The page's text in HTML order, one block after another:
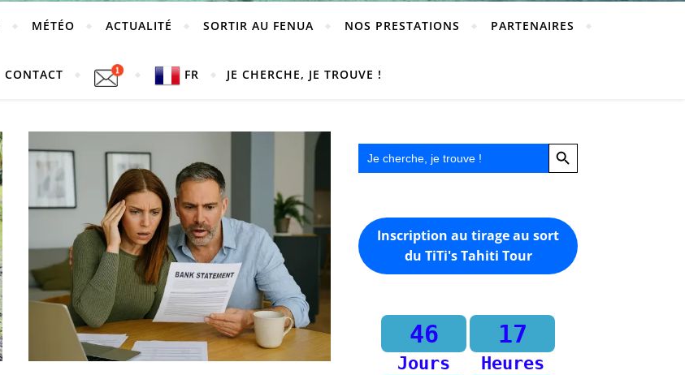
MÉTÉO ACTUALITÉ SORTIR AU FENUA NOS PRESTATIONS PARTENAIRES
CONTACT FR JE CHERCHE, JE TROUVE !
Search
for:
Search Button
Inscription au tirage au sort
du TiTi's Tahiti Tour
46
Jours
17
Heures